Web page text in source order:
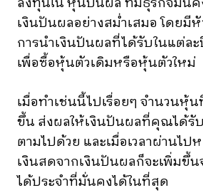
เงินปันผลอย่างสม่ำเสมอ โดยมี
การนำเงินปันผลที่ได้รับในแต่ล
เพื่อซื้อหุ้นตัวเดิมหรือหุ้นตัวใหม่
เมื่อทำเช่นนี้ไปเรื่อยๆ จำนวนหุ้
ขึ้น ส่งผลให้เงินปันผลที่คุณได้รั
ตามไปด้วย และเมื่อเวลาผ่านไป
เงินสดจากเงินปันผลก็จะเพิ่มขึ้
ได้ประจำที่มั่นคงได้ในที่สุด